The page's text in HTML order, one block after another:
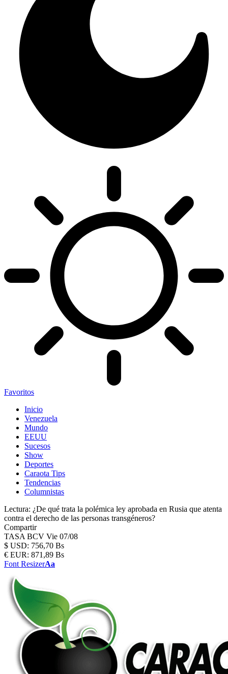
Favoritos
Inicio
Venezuela
Mundo
EEUU
Sucesos
Show
Deportes
Caraota Tips
Tendencias
Columnistas
Lectura: ¿De qué trata la polémica ley aprobada en Rusia que atenta
contra el derecho de las personas transgéneros?
Compartir
TASA BCV Vie 07/08
$ USD: 756,70 Bs
€ EUR: 871,89 Bs
Font ResizerAa